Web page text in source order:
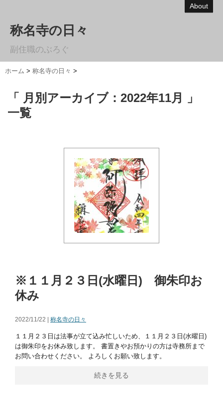
About
称名寺の日々
副住職のぶろぐ
ホーム > 称名寺の日々 >
「 月別アーカイブ：2022年11月 」
一覧
※１１月２３日(水曜日) 御朱印お
休み
2022/11/22 | 称名寺の日々
１１月２３日は法事が立て込み忙しいため、１１月２３日(水曜日)
は御朱印をお休み致します。 書置きやお預かりの方は寺務所まで
お問い合わせください。 よろしくお願い致します。
続きを見る